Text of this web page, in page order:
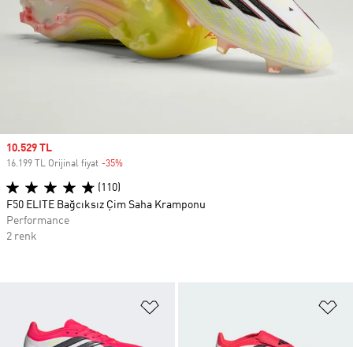
Sale price
10.529 TL
16.199 TL Orijinal fiyat -35%
(110)
F50 ELITE Bağcıksız Çim Saha Kramponu
Performance
2 renk